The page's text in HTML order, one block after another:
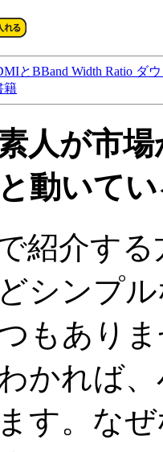
とBBand Width Ratio ダ
籍
人が市
動いて
紹介する
シンプ
もあり
かれば
す。な